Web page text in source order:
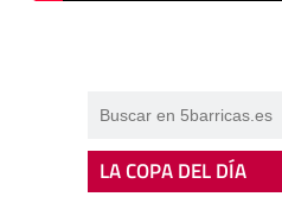
LA COPA DEL DÍA